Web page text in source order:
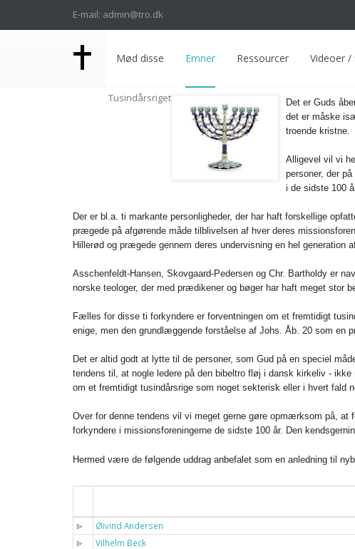
E-mail: admin@tro.dk
Mød disse Emner Ressourcer Videoer /
Tusindårsriget
Det er Guds
det er måske
troende kristne.
Alligevel vil vi
personer, der
i de sidste 100
Der er bl.a. ti markante personligheder, der har haft forskellige
prægede på afgørende måde tilblivelsen af hver deres
Hillerød og prægede gennem deres undervisning en hel generation
Asschenfeldt-Hansen, Skovgaard-Pedersen og Chr. Bartholdy er
norske teologer, der med prædikener og bøger har haft meget stor
Fælles for disse ti forkyndere er forventningen om et fremtidigt
enige, men den grundlæggende forståelse af Johs. Åb. 20 som en
Det er altid godt at lytte til de personer, som Gud på en speciel
tendens til, at nogle ledere på den bibeltro fløj i dansk kirkeliv -
om et fremtidigt tusindårsrige som noget sekterisk eller i hvert fald
Over for denne tendens vil vi meget gerne gøre opmærksom på,
forkyndere i missionsforeningerne de sidste 100 år. Den
Hermed være de følgende uddrag anbefalet som en anledning til
Øivind Andersen
Vilhelm Beck